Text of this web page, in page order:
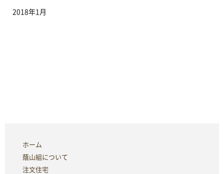
2018年1月
ホーム
蔭山組について
注文住宅